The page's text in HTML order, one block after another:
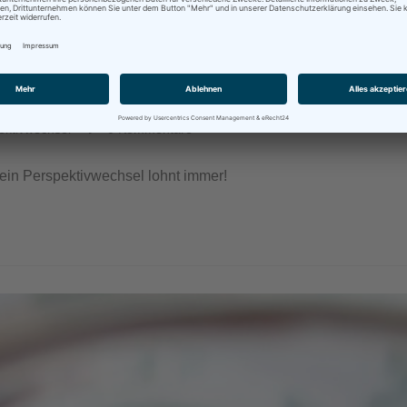
0 Kommentare
Perspektivwechsel lohnt immer!